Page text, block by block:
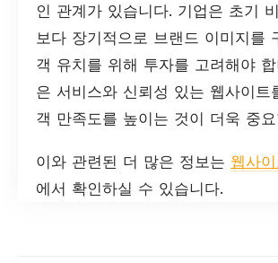
인 관계가 있습니다. 기업은 초기
보다 장기적으로 브랜드 이미지를
객 유치를 위해 투자를 고려해야
은 서비스와 신뢰성 있는 웹사이트
객 만족도를 높이는 것이 더욱 중
이와 관련된 더 많은 정보는 웹사
에서 확인하실 수 있습니다.